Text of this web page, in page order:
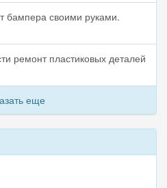
бампера своими руками.
ремонт пластиковых деталей
еще